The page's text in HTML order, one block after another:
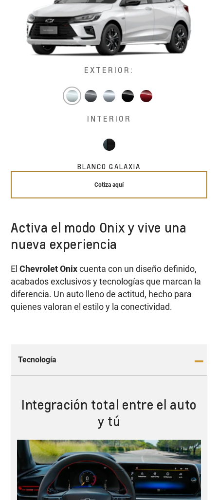
EXTERIOR:
INTERIOR
BLANCO GALAXIA
Cotiza aquí
Activa el modo Onix y vive una
nueva experiencia
ElChevrolet Onixcuenta con un diseño definido,
acabados exclusivos y tecnologías que marcan la
diferencia. Un auto lleno de actitud, hecho para
quienes valoran el estilo y la conectividad.
Tecnología
Integración total entre el auto
y tú